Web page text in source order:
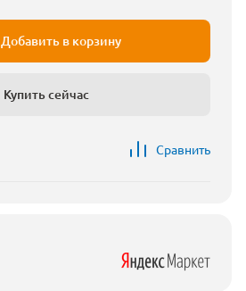
Добавить в корзину
Купить сейчас
Сравнить